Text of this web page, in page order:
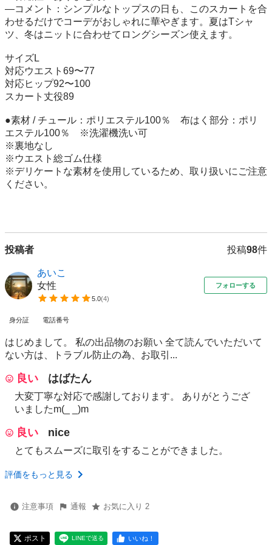
―コメント：シンプルなトップスの日も、このスカートを合
わせるだけでコーデがおしゃれに華やぎます。夏はTシャ
ツ、冬はニットに合わせてロングシーズン使えます。
サイズL
対応ウエスト69〜77
対応ヒップ92〜100
スカート丈役89
●素材 / チュール：ポリエステル100％　布はく部分：ポリ
エステル100％　※洗濯機洗い可
※裏地なし
※ウエスト総ゴム仕様
※デリケートな素材を使用しているため、取り扱いにご注意
ください。
投稿者 投稿98件
あいこ
女性
5.0(4)
フォローする
身分証 電話番号
はじめまして。 私の出品物のお願い 全て読んでいただいて
ない方は、トラブル防止の為、お取引...
良い はばたん
大変丁寧な対応で感謝しております。 ありがとうござ
いましたm(_ _)m
良い nice
とてもスムーズに取引をすることができました。
評価をもっと見る
注意事項 通報 お気に入り 2
ポスト LINEで送る いいね！